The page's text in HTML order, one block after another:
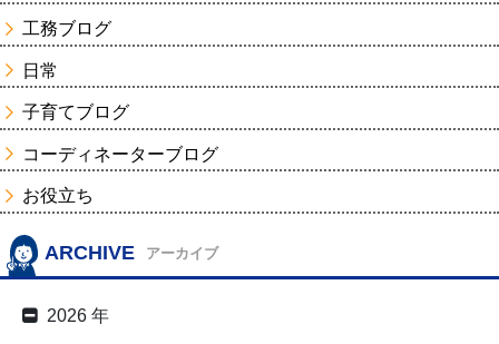
工務ブログ
日常
子育てブログ
コーディネーターブログ
お役立ち
ARCHIVE アーカイブ
2026 年